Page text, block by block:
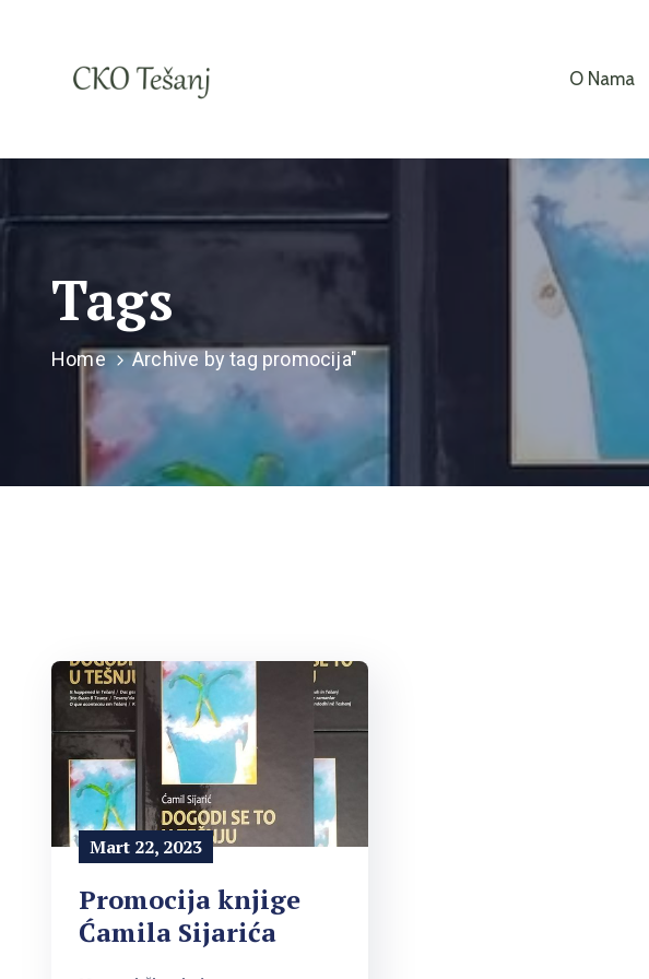
O Nama
Tags
Home Archive by tag promocija"
Mart 22, 2023
Promocija knjige
Ćamila Sijarića